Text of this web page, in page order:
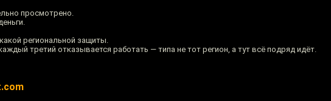
просмотрено.
региональной защиты.
третий отказывается работать — типа не тот регион, а тут всё подряд идёт.